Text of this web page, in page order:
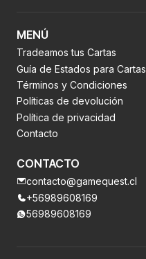
MENÚ
Tradeamos tus Cartas
Guía de Estados para Cartas
Términos y Condiciones
Políticas de devolución
Política de privacidad
Contacto
CONTACTO
contacto@gamequest.cl
+56989608169
56989608169